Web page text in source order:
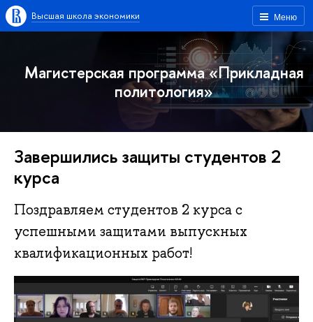
Меню
Высшая школа экономики
Магистерская программа «Прикладная
политология»
Завершились защиты студентов 2
курса
Поздравляем студентов 2 курса с
успешными защитами выпускных
квалификационных работ!